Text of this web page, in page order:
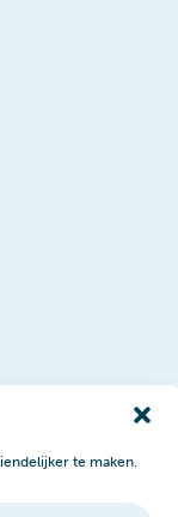
te maken.